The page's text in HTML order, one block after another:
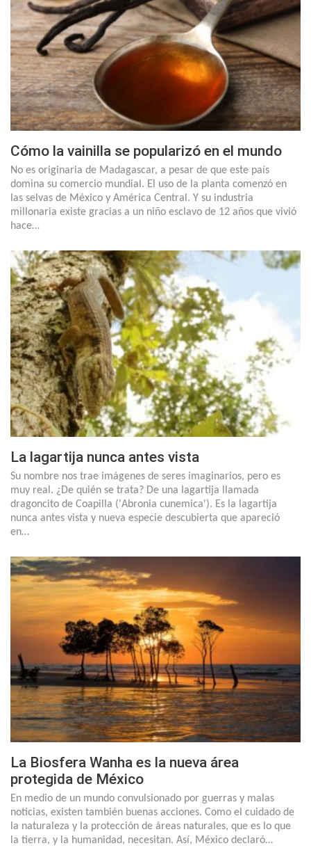
Cómo la vainilla se popularizó en el mundo
No es originaria de Madagascar, a pesar de que este país
domina su comercio mundial. El uso de la planta comenzó en
las selvas de México y América Central. Y su industria
millonaria existe gracias a un niño esclavo de 12 años que vivió
hace…
La lagartija nunca antes vista
Su nombre nos trae imágenes de seres imaginarios, pero es
muy real. ¿De quién se trata? De una lagartija llamada
dragoncito de Coapilla ('Abronia cunemica'). Es la lagartija
nunca antes vista y nueva especie descubierta que apareció
en…
La Biosfera Wanha es la nueva área
protegida de México
En medio de un mundo convulsionado por guerras y malas
noticias, existen también buenas acciones. Como el cuidado de
la naturaleza y la protección de áreas naturales, que es lo que
la tierra, y la humanidad, necesitan. Así, México declaró…